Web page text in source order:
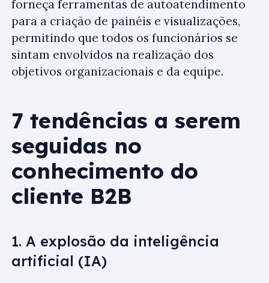
forneça ferramentas de autoatendimento
para a criação de painéis e visualizações,
permitindo que todos os funcionários se
sintam envolvidos na realização dos
objetivos organizacionais e da equipe.
7 tendências a serem
seguidas no
conhecimento do
cliente B2B
1. A explosão da inteligência
artificial (IA)